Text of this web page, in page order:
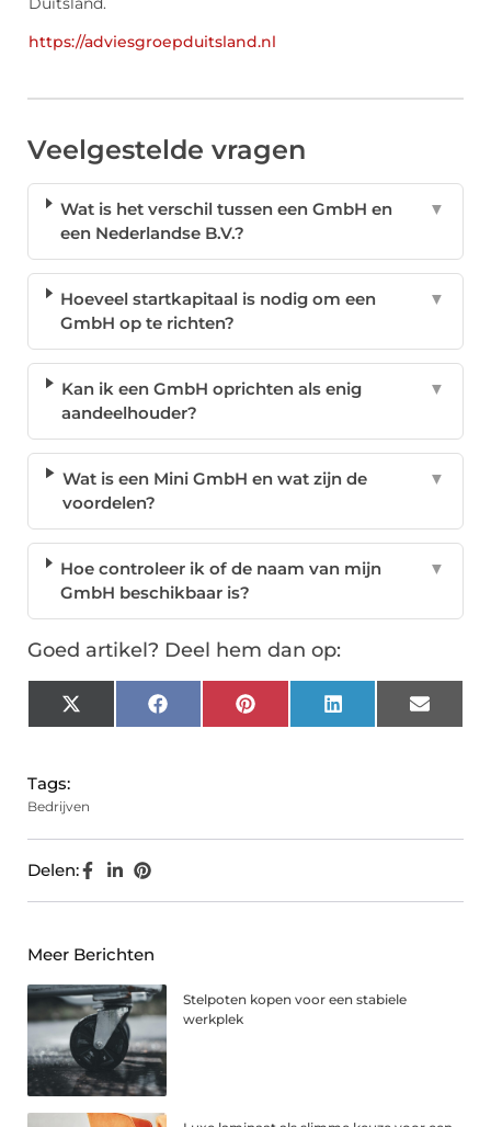
https://adviesgroepduitsland.nl
Veelgestelde vragen
Wat is het verschil tussen een GmbH en
een Nederlandse B.V.?
▼
Hoeveel startkapitaal is nodig om een
GmbH op te richten?
▼
Kan ik een GmbH oprichten als enig
aandeelhouder?
▼
Wat is een Mini GmbH en wat zijn de
voordelen?
▼
Hoe controleer ik of de naam van mijn
GmbH beschikbaar is?
▼
Goed artikel? Deel hem dan op:
X
(Twitter)
FacebookPinterest LinkedIn Email
Tags:
Bedrijven
Delen:
Meer Berichten
Stelpoten kopen voor een stabiele
werkplek